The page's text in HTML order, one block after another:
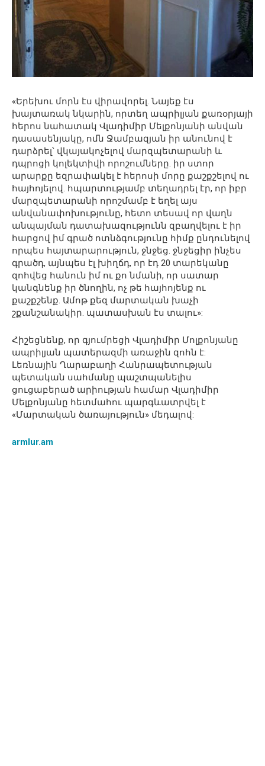
«Երեխու մորն էս վիրավորել. Նայեք էս
խայտառակ նկարին, որտեղ ապրիլյան քառօրյայի
հերոս նահատակ Վլադիմիր Մելքոնյանի անվան
դասասենյակը, ոմն Ջամբազյան իր անունով է
դարձրել՝ վկայակոչելով մարզպետարանի և
դպրոցի կոլեկտիվի որոշումները. իր ստոր
արարքը եզրափակել է հերոսի մորը քաշքշելով ու
հայհոյելով. հպարտությամբ տեղադրել էր, որ իբր
մարզպետարանի որոշմամբ է եղել այս
անվանափոխությունը, հետո տեսավ որ վաղն
անպայման դատախազությունն զբաղվելու է իր
հարցով իմ գրած ոտնձգությունը հիմք ընդունելով
որպես հայտարարություն, ջնջեց. ջնջեցիր ինչես
գրածդ, այնպես էլ խիղճդ, որ էդ 20 տարեկանը
զոհվեց հանուն իմ ու քո նմանի, որ սատար
կանգնենք իր ծնողին, ոչ թե հայհոյենք ու
քաշքշենք. Ամոթ քեզ մարտական խաչի
շքանշանակիր. պատասխան էս տալու»:
Հիշեցնենք, որ գյումրեցի Վլադիմիր Մոլքոնյանը
ապրիլյան պատերազմի առաջին զոհն է:
Լեռնային Ղարաբաղի Հանրապետության
պետական սահմանը պաշտպանելիս
ցուցաբերած արիության համար Վլադիմիր
Մելքոնյանը հետմահու պարգևատրվել է
«Մարտական ծառայություն» մեդալով:
armlur.am